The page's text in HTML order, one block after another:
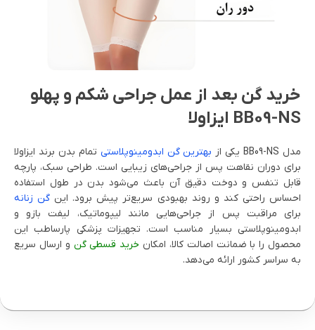
خرید گن بعد از عمل جراحی شکم و پهلو
BB09-NS ایزاولا
مدل BB09-NS یکی از بهترین گن ابدومینوپلاستی تمام بدن برند ایزاولا
برای دوران نقاهت پس از جراحی‌های زیبایی است. طراحی سبک، پارچه
قابل تنفس و دوخت دقیق آن باعث می‌شود بدن در طول استفاده
احساس راحتی کند و روند بهبودی سریع‌تر پیش برود. این گن زنانه
برای مراقبت پس از جراحی‌هایی مانند لیپوماتیک، لیفت بازو و
ابدومینوپلاستی بسیار مناسب است. تجهیزات پزشکی پارساطب این
محصول را با ضمانت اصالت کالا، امکان خرید قسطی گن و ارسال سریع
به سراسر کشور ارائه می‌دهد.